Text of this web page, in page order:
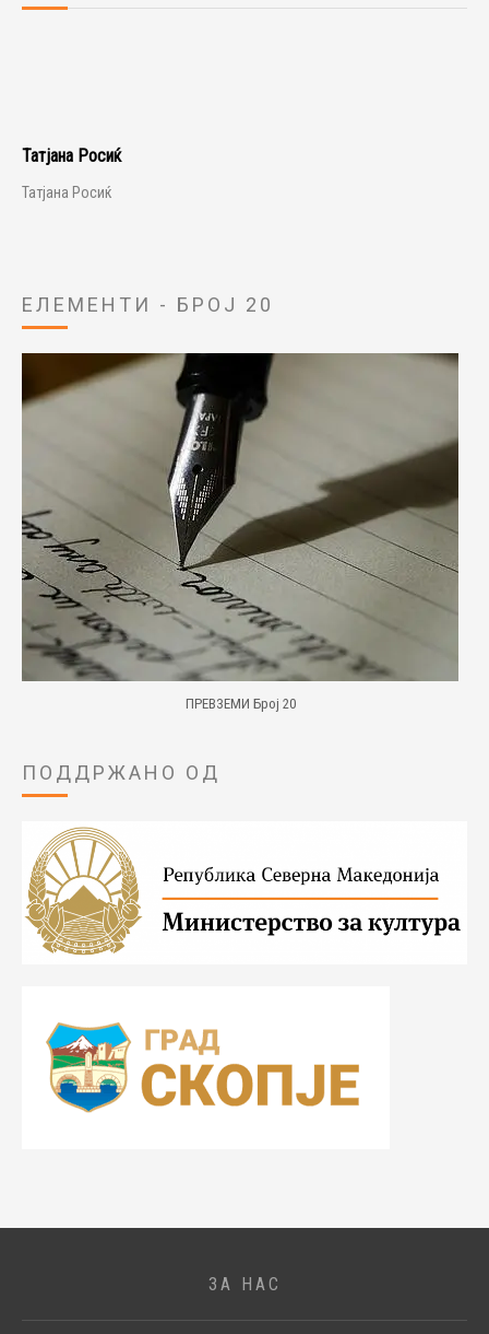
Татјана Росиќ
Татјана Росиќ
ЕЛЕМЕНТИ - БРОЈ 20
ПРЕВЗЕМИ Број 20
ПОДДРЖАНО ОД
ЗА НАС